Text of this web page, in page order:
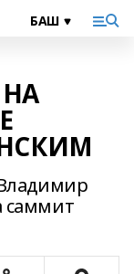
саммит